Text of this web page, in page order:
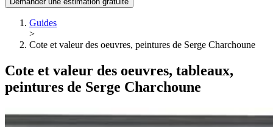
Guides
>
Cote et valeur des oeuvres, peintures de Serge Charchoune
Cote et valeur des oeuvres, tableaux,
peintures de Serge Charchoune